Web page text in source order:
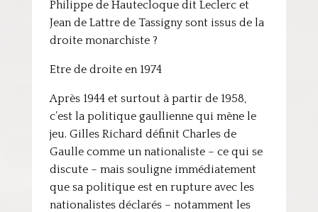
Philippe de Hautecloque dit Leclerc et
Jean de Lattre de Tassigny sont issus de la
droite monarchiste ?
Etre de droite en 1974
Après 1944 et surtout à partir de 1958,
c’est la politique gaullienne qui mène le
jeu. Gilles Richard définit Charles de
Gaulle comme un nationaliste – ce qui se
discute – mais souligne immédiatement
que sa politique est en rupture avec les
nationalistes déclarés – notamment les